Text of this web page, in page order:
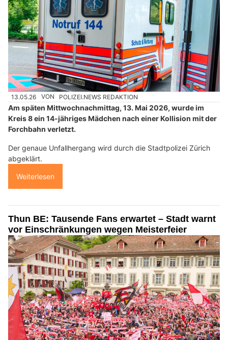
13.05.26 VON POLIZEI.NEWS REDAKTION
Am späten Mittwochnachmittag, 13. Mai 2026, wurde im
Kreis 8 ein 14-jähriges Mädchen nach einer Kollision mit der
Forchbahn verletzt.
Der genaue Unfallhergang wird durch die Stadtpolizei Zürich
abgeklärt.
Weiterlesen
Thun BE: Tausende Fans erwartet – Stadt warnt
vor Einschränkungen wegen Meisterfeier